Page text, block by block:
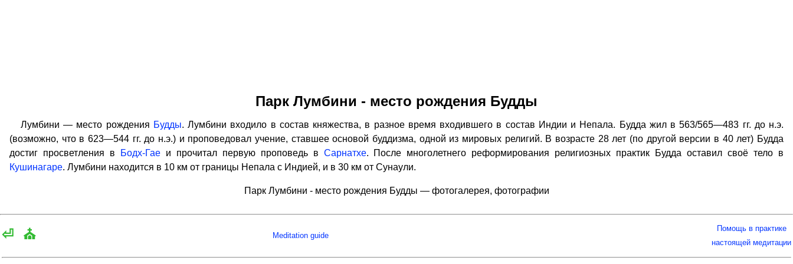
Парк Лумбини - место рождения Будды
Лумбини — место рождения Будды. Лумбини входило в состав княжества, в разное время входившего в состав Индии и Непала. Будда жил в 563/565—483 гг. до н.э.
(возможно, что в 623—544 гг. до н.э.) и проповедовал учение, ставшее основой буддизма, одной из мировых религий. В возрасте 28 лет (по другой версии в 40 лет) Будда
достиг просветления в
Бодх-Гаеи прочитал первую проповедь в Сарнатхе. После многолетнего реформирования религиозных практик Будда оставил своё тело в
Кушинагаре. Лумбини находится в 10 км от границы Непала с Индией, и в 30 км от Сунаули.
Парк Лумбини - место рождения Будды — фотогалерея, фотографии
⏎ ⛪ Meditation guide
Помощь в практике
настоящей медитации